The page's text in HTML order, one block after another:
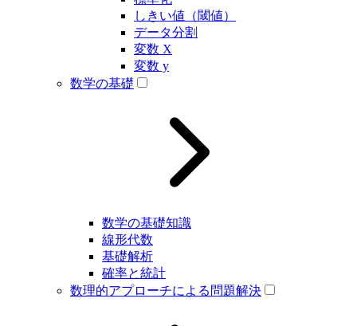
しきい値（閾値）
データ分割
変数 X
変数 y
数学の基礎
数学の基礎知識
線形代数
基礎解析
確率と統計
数理的アプローチによる問題解決